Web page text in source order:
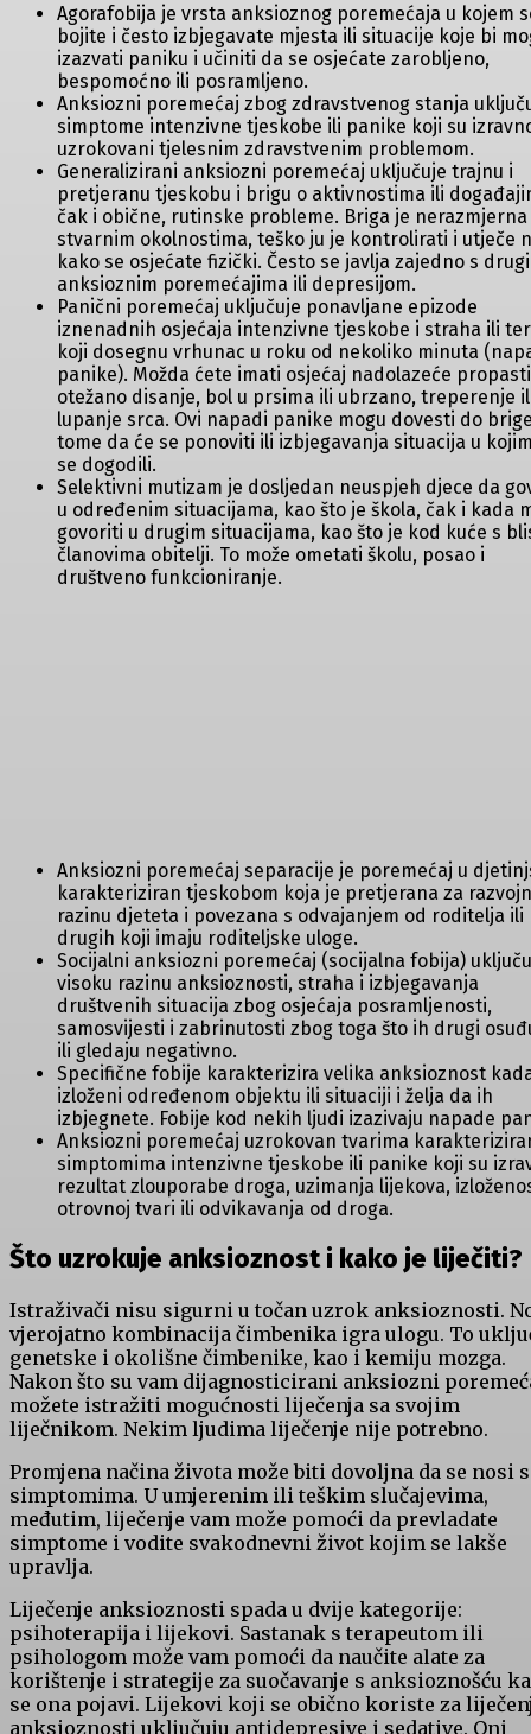
Agorafobija je vrsta anksioznog poremećaja u kojem
bojite i često izbjegavate mjesta ili situacije koje bi
izazvati paniku i učiniti da se osjećate zarobljeno,
bespomoćno ili posramljeno.
Anksiozni poremećaj zbog zdravstvenog stanja
simptome intenzivne tjeskobe ili panike koji su
uzrokovani tjelesnim zdravstvenim problemom.
Generalizirani anksiozni poremećaj uključuje trajnu i
pretjeranu tjeskobu i brigu o aktivnostima ili
čak i obične, rutinske probleme. Briga je nerazmjerna
stvarnim okolnostima, teško ju je kontrolirati i utječe
kako se osjećate fizički. Često se javlja zajedno s
anksioznim poremećajima ili depresijom.
Panični poremećaj uključuje ponavljane epizode
iznenadnih osjećaja intenzivne tjeskobe i straha ili
koji dosegnu vrhunac u roku od nekoliko minuta
panike). Možda ćete imati osjećaj nadolazeće
otežano disanje, bol u prsima ili ubrzano, treperenje
lupanje srca. Ovi napadi panike mogu dovesti do
tome da će se ponoviti ili izbjegavanja situacija u
se dogodili.
Selektivni mutizam je dosljedan neuspjeh djece da
u određenim situacijama, kao što je škola, čak i kada
govoriti u drugim situacijama, kao što je kod kuće s
članovima obitelji. To može ometati školu, posao i
društveno funkcioniranje.
Anksiozni poremećaj separacije je poremećaj u
karakteriziran tjeskobom koja je pretjerana za
razinu djeteta i povezana s odvajanjem od roditelja ili
drugih koji imaju roditeljske uloge.
Socijalni anksiozni poremećaj (socijalna fobija)
visoku razinu anksioznosti, straha i izbjegavanja
društvenih situacija zbog osjećaja posramljenosti,
samosvijesti i zabrinutosti zbog toga što ih drugi
ili gledaju negativno.
Specifične fobije karakterizira velika anksioznost
izloženi određenom objektu ili situaciji i želja da ih
izbjegnete. Fobije kod nekih ljudi izazivaju napade
Anksiozni poremećaj uzrokovan tvarima
simptomima intenzivne tjeskobe ili panike koji su
rezultat zlouporabe droga, uzimanja lijekova,
otrovnoj tvari ili odvikavanja od droga.
Što uzrokuje anksioznost i kako je liječiti?
Istraživači nisu sigurni u točan uzrok anksioznosti.
vjerojatno kombinacija čimbenika igra ulogu. To
genetske i okolišne čimbenike, kao i kemiju mozga.
Nakon što su vam dijagnosticirani anksiozni
možete istražiti mogućnosti liječenja sa svojim
liječnikom. Nekim ljudima liječenje nije potrebno.
Promjena načina života može biti dovoljna da se nosi
simptomima. U umjerenim ili teškim slučajevima,
međutim, liječenje vam može pomoći da prevladate
simptome i vodite svakodnevni život kojim se lakše
upravlja.
Liječenje anksioznosti spada u dvije kategorije:
psihoterapija i lijekovi. Sastanak s terapeutom ili
psihologom može vam pomoći da naučite alate za
korištenje i strategije za suočavanje s anksioznošću
se ona pojavi. Lijekovi koji se obično koriste za
anksioznosti uključuju antidepresive i sedative. Oni